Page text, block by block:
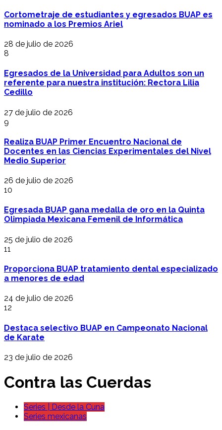
Cortometraje de estudiantes y egresados BUAP es
nominado a los Premios Ariel
28 de julio de 2026
8
Egresados de la Universidad para Adultos son un
referente para nuestra institución: Rectora Lilia
Cedillo
27 de julio de 2026
9
Realiza BUAP Primer Encuentro Nacional de
Docentes en las Ciencias Experimentales del Nivel
Medio Superior
26 de julio de 2026
10
Egresada BUAP gana medalla de oro en la Quinta
Olimpiada Mexicana Femenil de Informática
25 de julio de 2026
11
Proporciona BUAP tratamiento dental especializado
a menores de edad
24 de julio de 2026
12
Destaca selectivo BUAP en Campeonato Nacional
de Karate
23 de julio de 2026
Contra las Cuerdas
Series | Desde la Cuna
Series mexicanas